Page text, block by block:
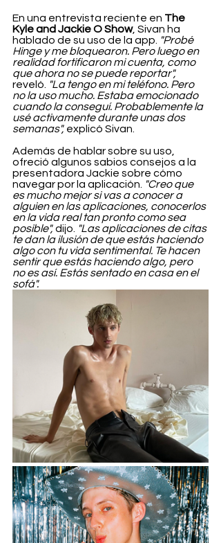
En una entrevista reciente en The
Kyle and Jackie O Show, Sivan ha
hablado de su uso de la app.
"Probé
Hinge y me bloquearon. Pero luego en
realidad fortificaron mi cuenta, como
que ahora no se puede reportar",
reveló.
"La tengo en mi teléfono. Pero
no la uso mucho. Estaba emocionado
cuando la conseguí. Probablemente la
usé activamente durante unas dos
semanas", explicó Sivan.
Además de hablar sobre su uso,
ofreció algunos sabios consejos a la
presentadora Jackie sobre cómo
navegar por la aplicación.
"Creo que
es mucho mejor si vas a conocer a
alguien en las aplicaciones, conocerlos
en la vida real tan pronto como sea
posible", dijo.
"Las aplicaciones de citas
te dan la ilusión de que estás haciendo
algo con tu vida sentimental. Te hacen
sentir que estás haciendo algo, pero
no es así. Estás sentado en casa en el
sofá".